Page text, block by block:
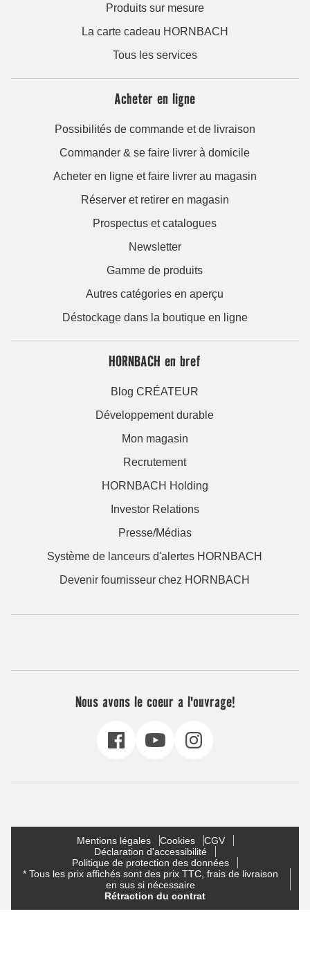
Produits sur mesure
La carte cadeau HORNBACH
Tous les services
Acheter en ligne
Possibilités de commande et de livraison
Commander & se faire livrer à domicile
Acheter en ligne et faire livrer au magasin
Réserver et retirer en magasin
Prospectus et catalogues
Newsletter
Gamme de produits
Autres catégories en aperçu
Déstockage dans la boutique en ligne
HORNBACH en bref
Blog CRÉATEUR
Développement durable
Mon magasin
Recrutement
HORNBACH Holding
Investor Relations
Presse/Médias
Système de lanceurs d'alertes HORNBACH
Devenir fournisseur chez HORNBACH
Nous avons le coeur a l'ouvrage!
Mentions légales Cookies
CGV
Déclaration d'accessibilité
Politique de protection des données
* Tous les prix affichés sont des prix TTC, frais de livraison
en sus si nécessaire
Rétraction du contrat